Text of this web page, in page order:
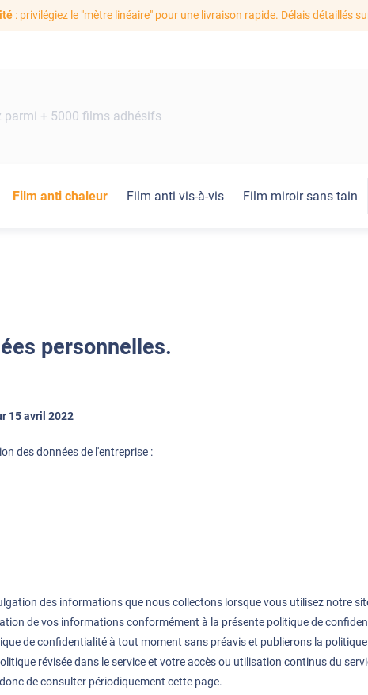
: privilégiez le "mètre linéaire" pour une livraison rapide. Délais détaillés
Film anti chaleur Film anti vis-à-vis Film miroir sans tain
personnelles.
15 avril 2022
des données de l'entreprise :
des informations que nous collectons lorsque vous utilisez notre
de vos informations conformément à la présente politique de
de confidentialité à tout moment sans préavis et publierons la
révisée dans le service et votre accès ou utilisation continus du
de consulter périodiquement cette page.